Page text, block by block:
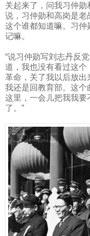
关起来了，问我习仲
说，习仲勋和高岗是老
这个谁都知道嘛。习
记嘛。
“说习仲勋写刘志丹反
道，我也没有看过这
革命，关了我以后放出
我还是回教育部。这个
这里，一会儿把我我
了。”